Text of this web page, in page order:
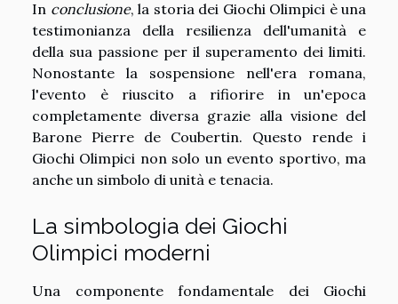
In conclusione, la storia dei Giochi Olimpici è una
testimonianza della resilienza dell'umanità e
della sua passione per il superamento dei limiti.
Nonostante la sospensione nell'era romana,
l'evento è riuscito a rifiorire in un'epoca
completamente diversa grazie alla visione del
Barone Pierre de Coubertin. Questo rende i
Giochi Olimpici non solo un evento sportivo, ma
anche un simbolo di unità e tenacia.
La simbologia dei Giochi
Olimpici moderni
Una componente fondamentale dei Giochi